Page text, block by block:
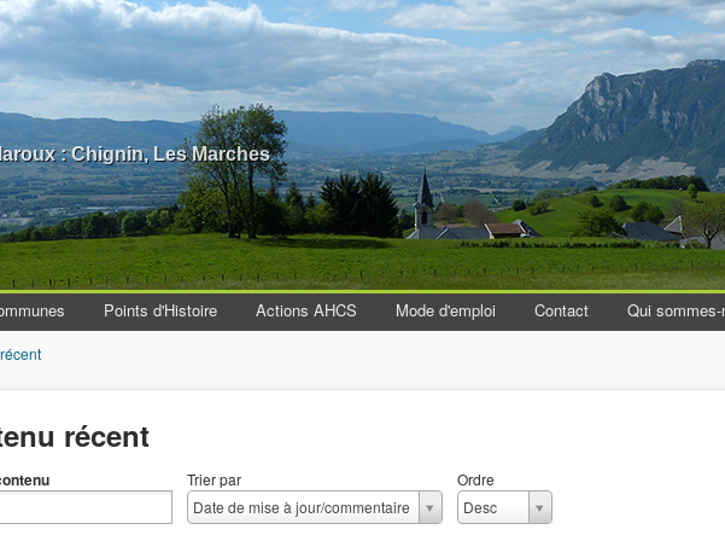
Aller au contenu principal
: Chignin, Les Marches
Points d'Histoire Actions AHCS Mode d'emploi Contact Qui
récent
Trier par
Date de mise à jour/commentaire
T
r
Ordre
Desc
O
r